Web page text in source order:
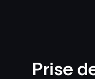
Prise